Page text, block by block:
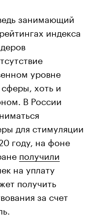
занимающий
рейтингах индекса
уровне
хоть и
В России
для стимуляции
году, на фоне
получили
на уплату
получить
за счет